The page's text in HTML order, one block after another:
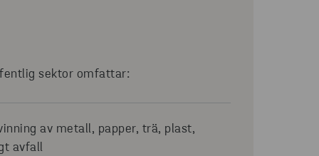
sektor omfattar:
av metall, papper, trä, plast,
avfall